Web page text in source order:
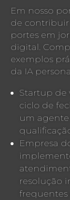
Em nosso
de contribuir
portes em
digital.
exemplos
da IA
Startup de
ciclo de
um agente
Empresa
resolução